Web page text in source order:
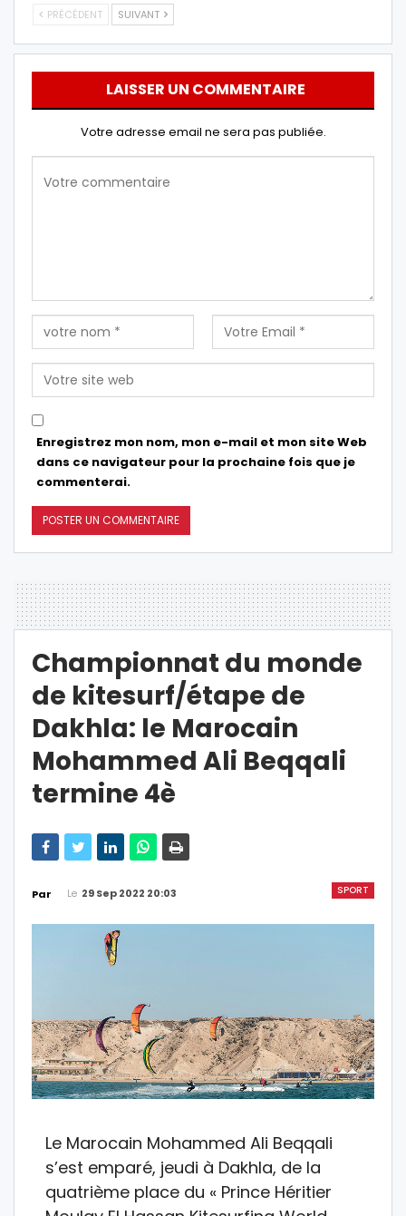
PRÉCÉDENT SUIVANT
LAISSER UN COMMENTAIRE
Votre adresse email ne sera pas publiée.
Enregistrez mon nom, mon e-mail et mon site Web
dans ce navigateur pour la prochaine fois que je
commenterai.
Championnat du monde
de kitesurf/étape de
Dakhla: le Marocain
Mohammed Ali Beqqali
termine 4è
SPORT
Par Le 29 Sep 2022 20:03
Le Marocain Mohammed Ali Beqqali
s’est emparé, jeudi à Dakhla, de la
quatrième place du « Prince Héritier